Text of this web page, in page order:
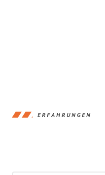
ERFAHRUNGEN